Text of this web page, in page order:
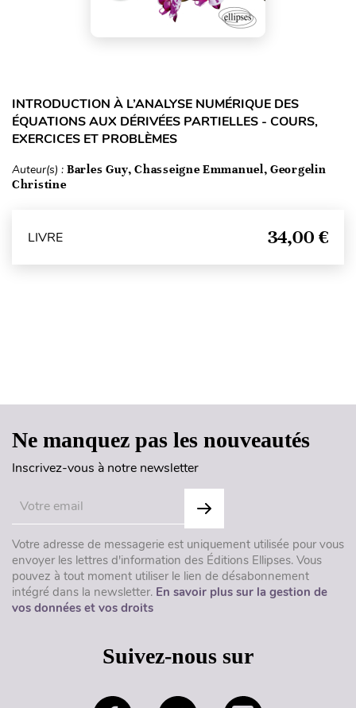
INTRODUCTION À L’ANALYSE NUMÉRIQUE DES
ÉQUATIONS AUX DÉRIVÉES PARTIELLES - COURS,
EXERCICES ET PROBLÈMES
Auteur(s) : Barles Guy, Chasseigne Emmanuel, Georgelin
Christine
LIVRE 34,00 €
Ne manquez pas les nouveautés
Inscrivez-vous à notre newsletter
Votre adresse de messagerie est uniquement utilisée pour vous
envoyer les lettres d'information des Éditions Ellipses. Vous
pouvez à tout moment utiliser le lien de désabonnement
intégré dans la newsletter. En savoir plus sur la gestion de
vos données et vos droits
Suivez-nous sur